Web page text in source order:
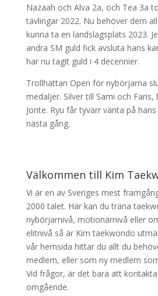
Nazaah och Alva 2a, och Tea 3a
tävlingar 2022. Nu behöver dem
kunna ta en landslagsplats 2023.
andra SM guld fick avsluta hans
har nu tagit guld i 4 decennier.
Trollhättan Open för nybörjarna
medaljer. Silver till Sami och
Jonte. Ryu får tyvärr vänta på
nästa gång.
Välkommen till Kim
Vi är en av Sveriges mest
2000 talet. Här kan du träna
nybörjarnivå, motionärnivå eller
elitnivå så är Kim taekwondo
vår hemsida hittar du allt du
medlem, eller som ny medlem
Vid frågor, är det bara att
omgående.